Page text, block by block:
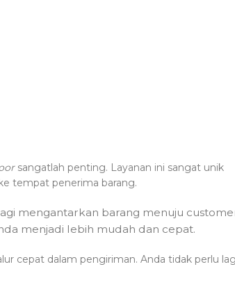
sangatlah penting. Layanan ini sangat unik
tempat penerima barang.
mengantarkan barang menuju
menjadi lebih mudah dan cepat.
cepat dalam pengiriman. Anda tidak perlu